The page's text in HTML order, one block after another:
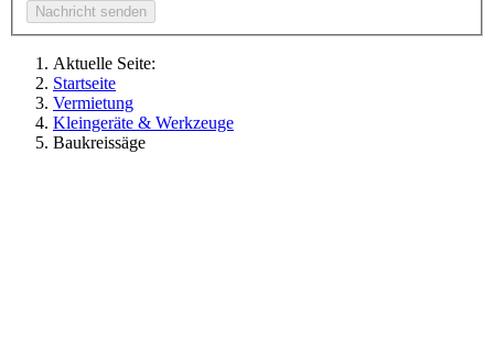
Aktuelle Seite:
Startseite
Vermietung
Kleingeräte & Werkzeuge
Baukreissäge